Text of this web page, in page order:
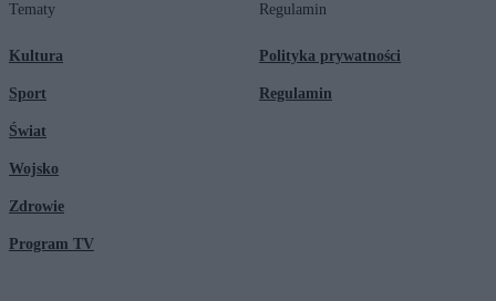
Tematy
Kultura
Sport
Świat
Wojsko
Zdrowie
Program TV
Regulamin
Polityka prywatności
Regulamin